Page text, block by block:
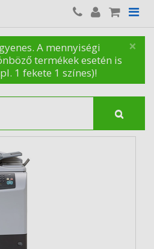
×
A mennyiségi
termékek esetén is
1 fekete 1 színes)!